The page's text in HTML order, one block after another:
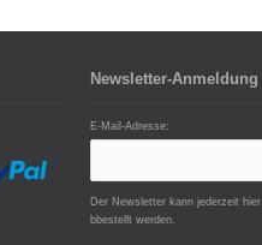
Newsletter-Anmeldung
E-Mail-Adresse:
Der Newsletter kann jederzeit
bbestellt werden.